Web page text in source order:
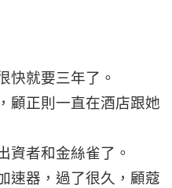
快就要三年了。
顧正則一直在酒店跟她
資者和金絲雀了。
速器，過了很久，顧蔻